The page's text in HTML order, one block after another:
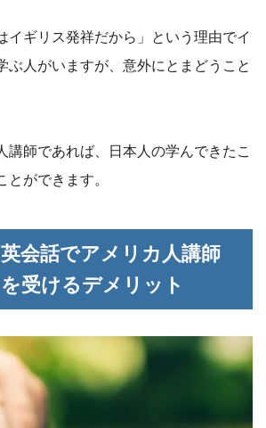
イギリス発祥だから」という理由でイ
ぶ人がいますが、意外にとまどうこと
講師であれば、日本人の学んできたこ
ができます。
会話でアメリカ人講師
受けるデメリット